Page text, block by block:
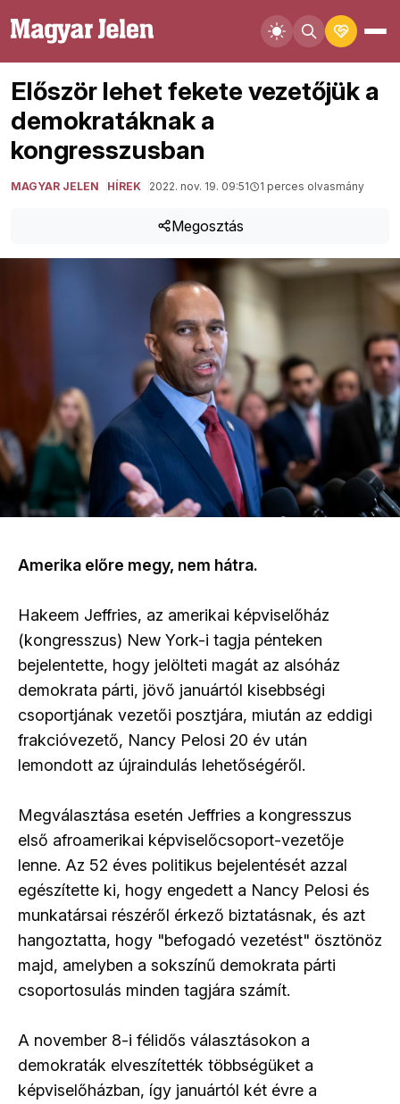
Először lehet fekete vezetőjük a
demokratáknak a
kongresszusban
MAGYAR JELEN HÍREK 2022. nov. 19. 09:51 1 perces olvasmány
Megosztás
Amerika előre megy, nem hátra.
Hakeem Jeffries, az amerikai képviselőház
(kongresszus) New York-i tagja pénteken
bejelentette, hogy jelölteti magát az alsóház
demokrata párti, jövő januártól kisebbségi
csoportjának vezetői posztjára, miután az eddigi
frakcióvezető, Nancy Pelosi 20 év után
lemondott az újraindulás lehetőségéről.
Megválasztása esetén Jeffries a kongresszus
első afroamerikai képviselőcsoport-vezetője
lenne. Az 52 éves politikus bejelentését azzal
egészítette ki, hogy engedett a Nancy Pelosi és
munkatársai részéről érkező biztatásnak, és azt
hangoztatta, hogy "befogadó vezetést" ösztönöz
majd, amelyben a sokszínű demokrata párti
csoportosulás minden tagjára számít.
A november 8-i félidős választásokon a
demokraták elveszítették többségüket a
képviselőházban, így januártól két évre a